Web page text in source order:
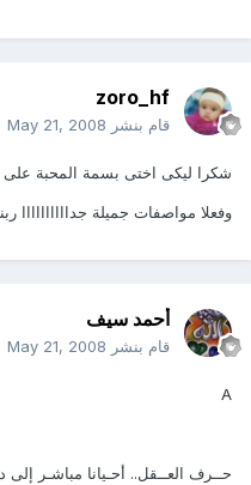
zoro_hf
قام بنشر May 21, 2008
شكرا ليكى اختى بسمة المحبة على
وفعلا مواصفات جميلة جداااااااااا
أحمد سيف
قام بنشر May 21, 2008
A
حــرف العــقل.. أحـيانا مباشـر إلى